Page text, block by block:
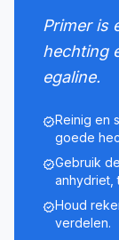
Primer is
hechting
egaline.
verifiedReinig en
goede
verifiedGebruik
anhydriet,
verifiedHoud
verdelen.